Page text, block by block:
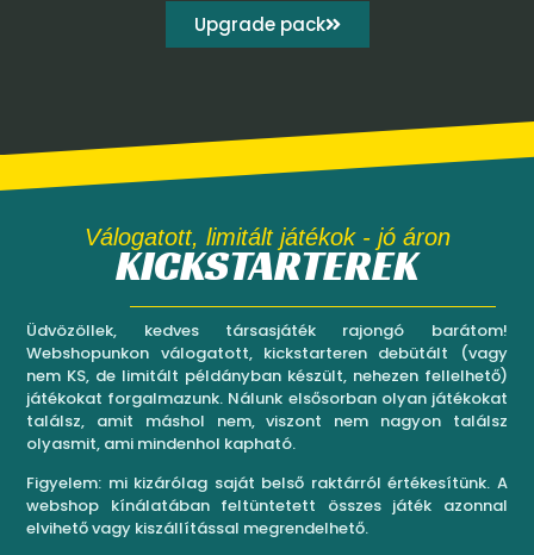
Upgrade pack
Válogatott, limitált játékok - jó áron
KICKSTARTEREK
Üdvözöllek, kedves társasjáték rajongó barátom!
Webshopunkon válogatott, kickstarteren debütált (vagy
nem KS, de limitált példányban készült, nehezen fellelhető)
játékokat forgalmazunk. Nálunk elsősorban olyan játékokat
találsz, amit máshol nem, viszont nem nagyon találsz
olyasmit, ami mindenhol kapható.
Figyelem: mi kizárólag saját belső raktárról értékesítünk. A
webshop kínálatában feltüntetett összes játék azonnal
elvihető vagy kiszállítással megrendelhető.